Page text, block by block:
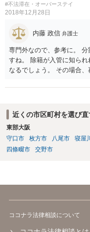
#不法滞在・オーバーステイ
2018年12月28日
内藤 政信 弁護士
専門外なので、参考に。
すね。 除籍が入管に知ら
なるでしょう。 その場合
いように思いますね。
近くの市区町村を選び直
東部大阪
守口市
枚方市 八尾市 寝屋
四條畷市
交野市
ココナラ法律相談について